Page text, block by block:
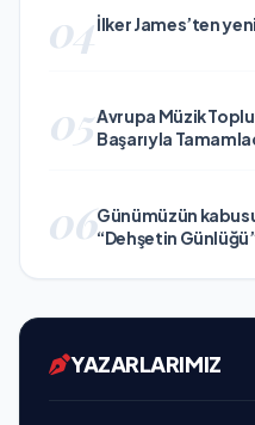
04İlker James’ten
05Avrupa Müzik
Başarıyla
06Günümüzün
“Dehşetin
YAZARLARIMIZ